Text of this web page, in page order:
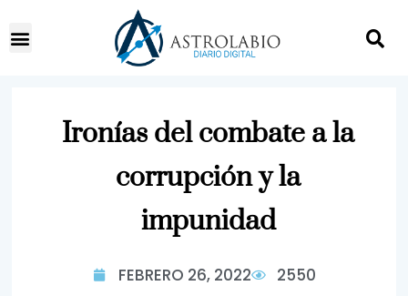
Ironías del combate a la
corrupción y la
impunidad
FEBRERO 26, 2022 2550